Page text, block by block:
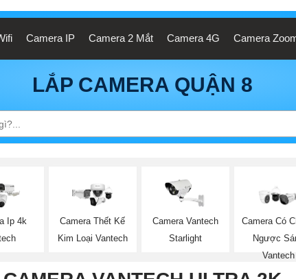
Camera IP Camera 2 Mắt Camera 4G Camera
LẮP CAMERA QUẬN 8
Ip 4k
Camera Thết Kế
Kim Loại Vantech
Camera Vantech
Starlight
Camera Có
Ngược
Vantech